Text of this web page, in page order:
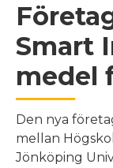
Smart
medel
Den nya
mellan
Jönköping